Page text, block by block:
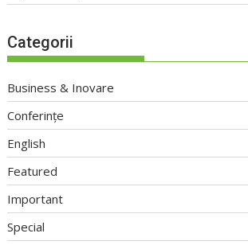
Categorii
Business & Inovare
Conferințe
English
Featured
Important
Special